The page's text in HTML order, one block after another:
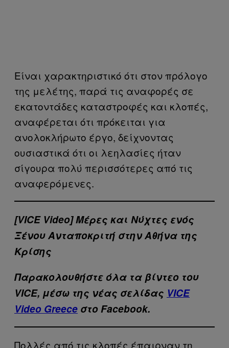
Είναι χαρακτηριστικό ότι στον πρόλογο
της μελέτης, παρά τις αναφορές σε
εκατοντάδες καταστροφές και κλοπές,
αναφέρεται ότι πρόκειται για
ανολοκλήρωτο έργο, δείχνοντας
ουσιαστικά ότι οι λεηλασίες ήταν
σίγουρα πολύ περισσότερες από τις
αναφερόμενες.
[VICE Video] Μέρες και Νύχτες ενός
Ξένου Ανταποκριτή στην Αθήνα της
Κρίσης
Παρακολουθήστε όλα τα βίντεo του
VICE, μέσω της νέας σελίδας VICE
Video Greece στο Facebook.
Πολλές από τις κλοπές έπαιρναν τη